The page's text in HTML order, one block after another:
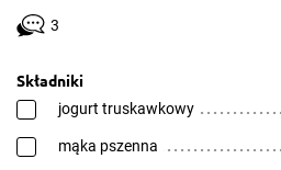
3
Składniki
jogurt truskawkowy
mąka pszenna